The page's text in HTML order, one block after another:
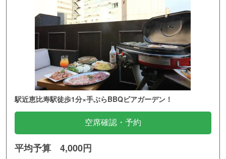
駅近恵比寿駅徒歩1分×手ぶらBBQビアガーデン！
空席確認・予約
平均予算 4,000円